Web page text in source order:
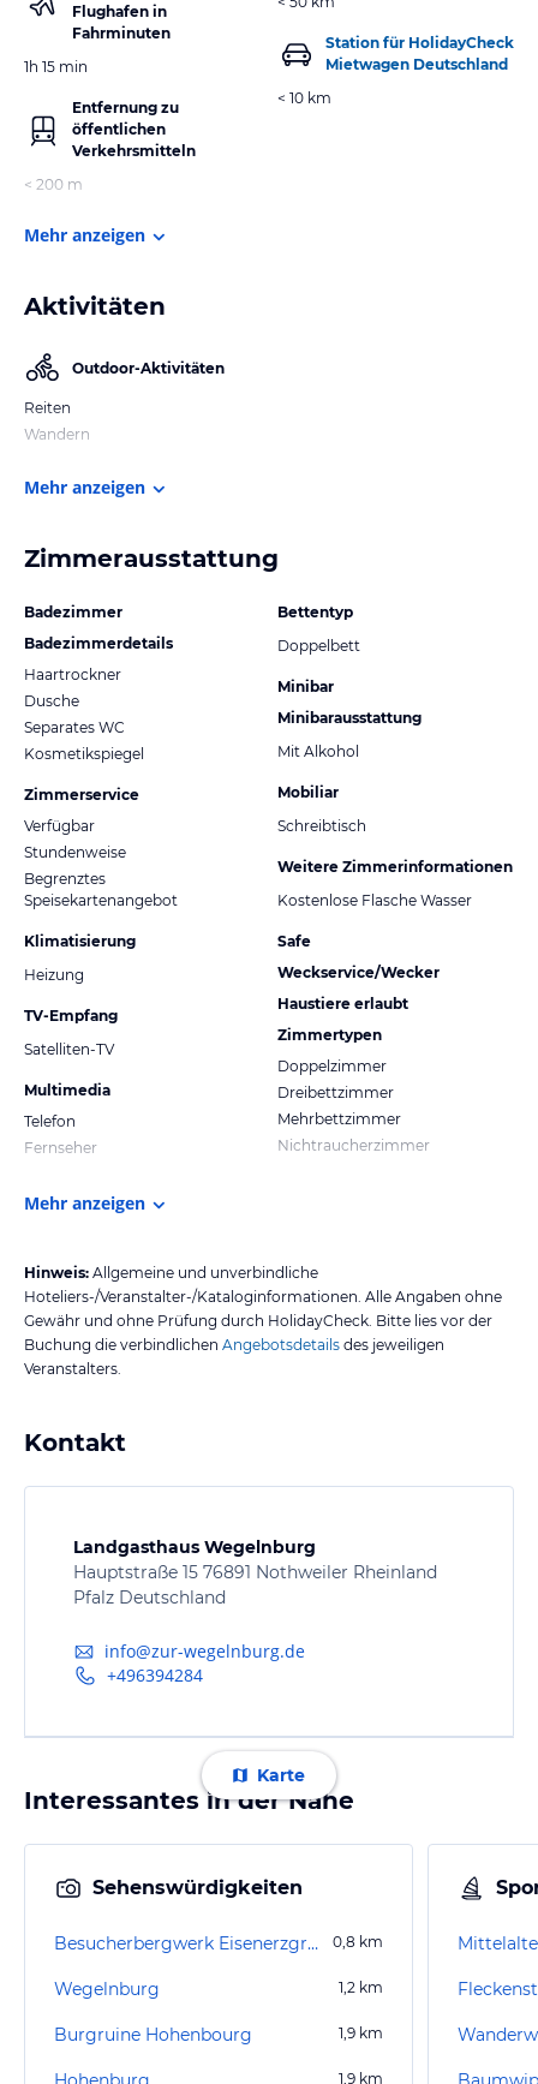
Flughafen in
Fahrminuten
1h 15 min
Entfernung zu
öffentlichen
Verkehrsmitteln
< 200 m
Station für HolidayCheck
Mietwagen Deutschland
< 10 km
Mehr anzeigen
Aktivitäten
Outdoor-Aktivitäten
Reiten
Wandern
Mehr anzeigen
Zimmerausstattung
Badezimmer
Badezimmerdetails
Haartrockner
Dusche
Separates WC
Kosmetikspiegel
Zimmerservice
Verfügbar
Stundenweise
Begrenztes
Speisekartenangebot
Klimatisierung
Heizung
TV-Empfang
Satelliten-TV
Multimedia
Telefon
Fernseher
Bettentyp
Doppelbett
Minibar
Minibarausstattung
Mit Alkohol
Mobiliar
Schreibtisch
Weitere Zimmerinformationen
Kostenlose Flasche Wasser
Safe
Weckservice/Wecker
Haustiere erlaubt
Zimmertypen
Doppelzimmer
Dreibettzimmer
Mehrbettzimmer
Nichtraucherzimmer
Mehr anzeigen
Hinweis: Allgemeine und unverbindliche
Hoteliers-/Veranstalter-/Kataloginformationen. Alle Angaben ohne
Gewähr und ohne Prüfung durch HolidayCheck. Bitte lies vor der
Buchung die verbindlichen Angebotsdetails des jeweiligen
Veranstalters.
Kontakt
Landgasthaus Wegelnburg
Hauptstraße 15 76891 Nothweiler Rheinland
Pfalz Deutschland
info@zur-wegelnburg.de
+496394284
Karte
Interessantes in der Nähe
Sehenswürdigkeiten
Besucherbergwerk Eisenerzgrube 0,8 km
Wegelnburg 1,2 km
Burgruine Hohenbourg 1,9 km
1,9 km